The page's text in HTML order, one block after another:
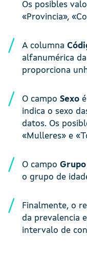
Os posibles
«Provincia»,
A columna
alfanumérica
proporciona
O campoSexo
indica o sexo
datos. Os
«Mulleres» e
O campo
o grupo de
Finalmente, o
da prevalencia
intervalo de